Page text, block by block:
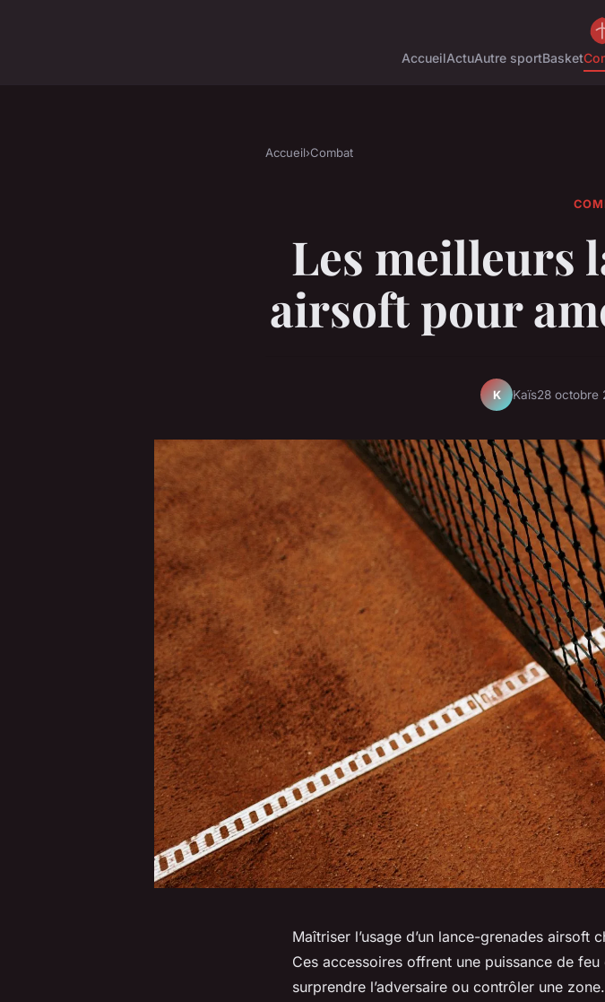
AccueilActuAutre sportBasket
Accueil›Combat
Les meilleurs
airsoft pour
K Kaïs28 octobre
Maîtriser l’usage d’un lance-grenades
Ces accessoires offrent une puissance de
surprendre l’adversaire ou contrôler une